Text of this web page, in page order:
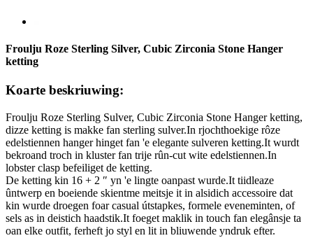
Froulju Roze Sterling Silver, Cubic Zirconia Stone Hanger
ketting
Koarte beskriuwing:
Froulju Roze Sterling Sulver, Cubic Zirconia Stone Hanger ketting,
dizze ketting is makke fan sterling sulver.In rjochthoekige rôze
edelstiennen hanger hinget fan 'e elegante sulveren ketting.It wurdt
bekroand troch in kluster fan trije rûn-cut wite edelstiennen.In
lobster clasp befeiliget de ketting.
De ketting kin 16 + 2 ″ yn 'e lingte oanpast wurde.It tiidleaze
ûntwerp en boeiende skientme meitsje it in alsidich accessoire dat
kin wurde droegen foar casual útstapkes, formele eveneminten, of
sels as in deistich haadstik.It foeget maklik in touch fan elegânsje ta
oan elke outfit, ferheft jo styl en lit in bliuwende yndruk efter.